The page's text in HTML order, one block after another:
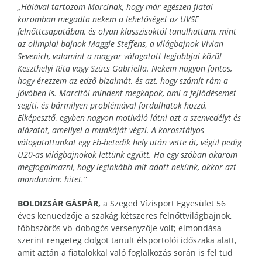
„Hálával tartozom Marcinak, hogy már egészen fiatal
koromban megadta nekem a lehetőséget az UVSE
felnőttcsapatában, és olyan klasszisoktól tanulhattam, mint
az olimpiai bajnok Maggie Steffens, a világbajnok Vivian
Sevenich, valamint a magyar válogatott legjobbjai közül
Keszthelyi Rita vagy Szücs Gabriella. Nekem nagyon fontos,
hogy érezzem az edző bizalmát, és azt, hogy számít rám a
jövőben is. Marcitól mindent megkapok, ami a fejlődésemet
segíti, és bármilyen problémával fordulhatok hozzá.
Elképesztő, egyben nagyon motiváló látni azt a szenvedélyt és
alázatot, amellyel a munkáját végzi. A korosztályos
válogatottunkat egy Eb-hetedik hely után vette át, végül pedig
U20-as világbajnokok lettünk együtt. Ha egy szóban akarom
megfogalmazni, hogy leginkább mit adott nekünk, akkor azt
mondanám: hitet.”
BOLDIZSÁR GÁSPÁR, a Szeged Vízisport Egyesület 56
éves kenuedzője a szakág kétszeres felnőttvilágbajnok,
többszörös vb-dobogós versenyzője volt; elmondása
szerint rengeteg dolgot tanult élsportolói időszaka alatt,
amit aztán a fiatalokkal való foglalkozás során is fel tud